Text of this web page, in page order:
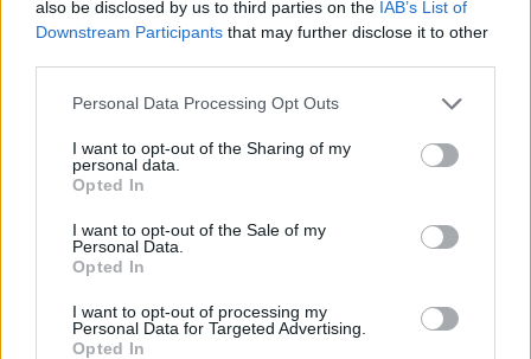
also be disclosed by us to third parties on the IAB’s List of
Downstream Participants that may further disclose it to other
Personal Data Processing Opt Outs
I want to opt-out of the Sharing of my
personal data.
Opted In
I want to opt-out of the Sale of my
Personal Data.
Opted In
I want to opt-out of processing my
Personal Data for Targeted Advertising.
Opted In
SOUVISEJÍCÍ ČLÁNKY
VÍCE OD AUTORA
Většina koupališť na Příbramsku nabízí
výborné podmínky. Horší voda je jen na
Zpravodajství
Příbram modernizuje parkovací automaty.
Přibudou i tři nové poblíž Svaté Hory